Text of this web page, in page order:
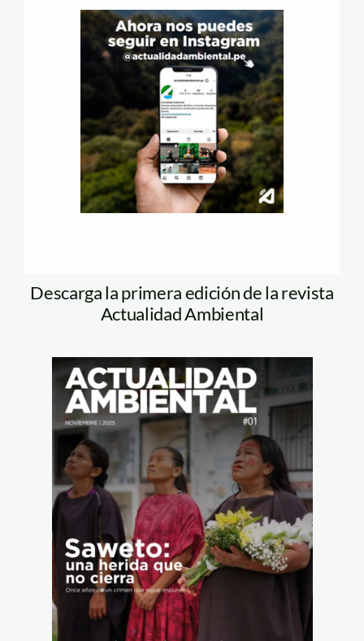
Descarga la primera edición de la revista
Actualidad Ambiental